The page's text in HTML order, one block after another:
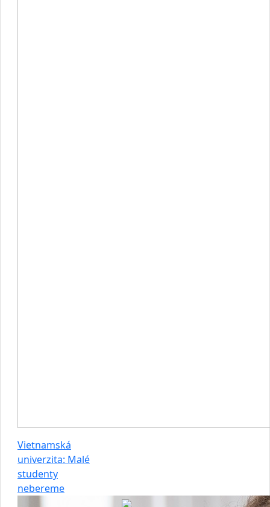
Vietnamská
univerzita: Malé
studenty
nebereme